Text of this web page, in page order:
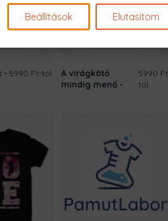
5990 Ft-tól
A virágkötő
mindig menő
5990 Ft
tól
Beállítások Elutasítom